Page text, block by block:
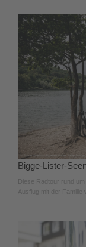
Bigge-Lister-
Diese Radtour rund
Ausflug mit der Familie